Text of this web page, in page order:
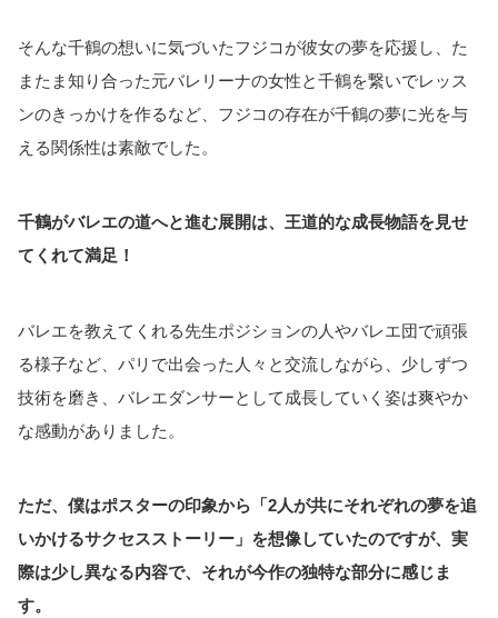
そんな千鶴の想いに気づいたフジコが彼女の夢を応援し、た
またま知り合った元バレリーナの女性と千鶴を繋いでレッス
ンのきっかけを作るなど、フジコの存在が千鶴の夢に光を与
える関係性は素敵でした。
千鶴がバレエの道へと進む展開は、王道的な成長物語を見せ
てくれて満足！
バレエを教えてくれる先生ポジションの人やバレエ団で頑張
る様子など、パリで出会った人々と交流しながら、少しずつ
技術を磨き、バレエダンサーとして成長していく姿は爽やか
な感動がありました。
ただ、僕はポスターの印象から「2人が共にそれぞれの夢を追
いかけるサクセスストーリー」を想像していたのですが、実
際は少し異なる内容で、それが今作の独特な部分に感じま
す。